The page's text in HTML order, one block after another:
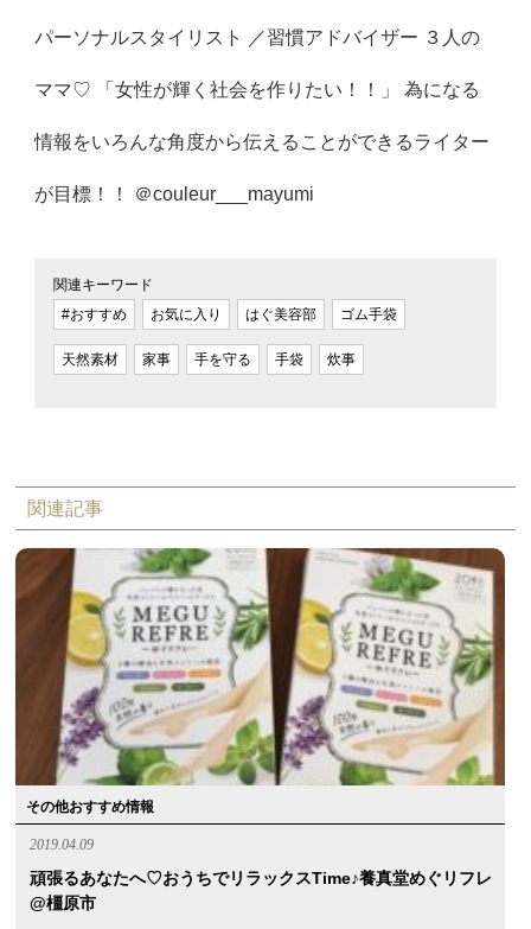
パーソナルスタイリスト ／習慣アドバイザー ３人の
ママ♡ 「女性が輝く社会を作りたい！！」 為になる
情報をいろんな角度から伝えることができるライター
が目標！！ ＠couleur___mayumi
関連キーワード
#おすすめ
お気に入り はぐ美容部 ゴム手袋
天然素材 家事 手を守る 手袋 炊事
関連記事
その他おすすめ情報
2019.04.09
頑張るあなたへ♡おうちでリラックスtime♪養真堂めぐリフレ
@橿原市